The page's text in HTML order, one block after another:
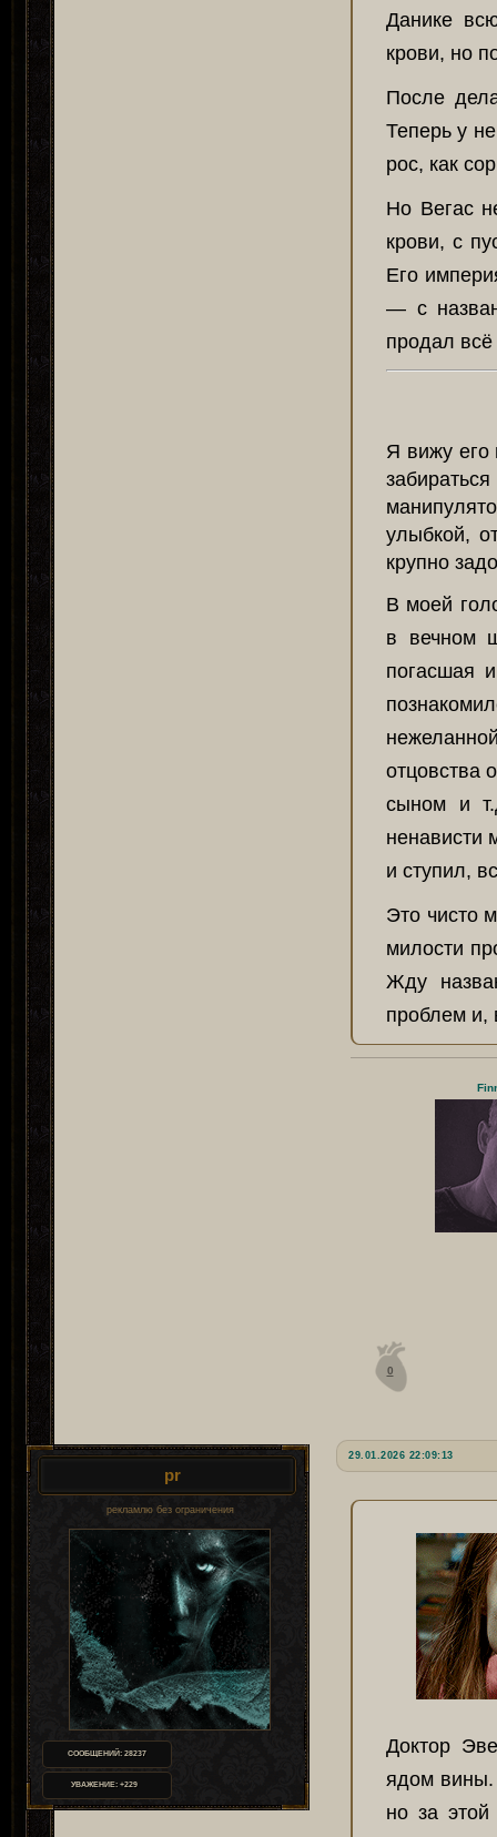
Данике
крови, но
После
Теперь у
рос, как
Но Вегас
крови, с
Его
— с
продал всё
Я вижу
улыбкой,
крупно
В моей
в вечном
погасшая
отцовства
сыном и
ненависти
и ступил,
Это чисто
милости
Жду
проблем и,
0
29.01.2026 22:09:13
pr
рекламлю без ограничения
СООБЩЕНИЙ: 28237
УВАЖЕНИЕ: +229
Доктор
ядом вины.
но за